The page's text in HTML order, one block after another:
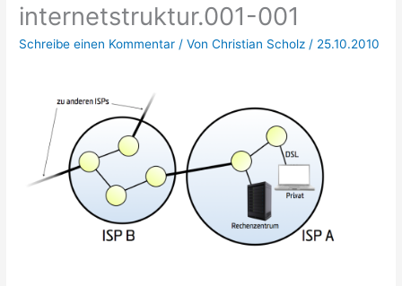
internetstruktur.001-001
Schreibe einen Kommentar / VonChristian Scholz / 25.10.2010